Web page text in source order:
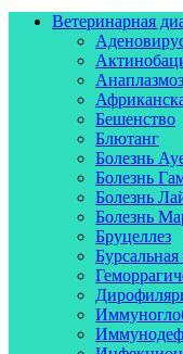
Ветеринарная
Анаплазмоз
Бешенство
Блютанг
Болезнь
Болезнь
Болезнь
Болезнь
Бруцеллез
Бурсальная